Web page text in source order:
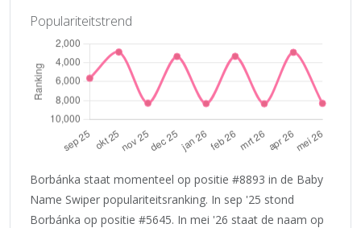
Populariteitstrend
Borbánka staat momenteel op positie #8893 in de Baby
Name Swiper populariteitsranking. In sep '25 stond
Borbánka op positie #5645. In mei '26 staat de naam op